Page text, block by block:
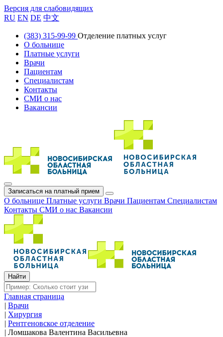
Версия для слабовидящих
RU EN DE 中文
(383) 315-99-99 Отделение платных услуг
О больнице
Платные услуги
Врачи
Пациентам
Специалистам
Контакты
СМИ о нас
Вакансии
Записаться на платный прием
О больнице Платные услуги Врачи Пациентам Специалистам
Контакты СМИ о нас Вакансии
Главная страница
| Врачи
| Хирургия
| Рентгеновское отделение
| Ломшакова Валентина Васильевна